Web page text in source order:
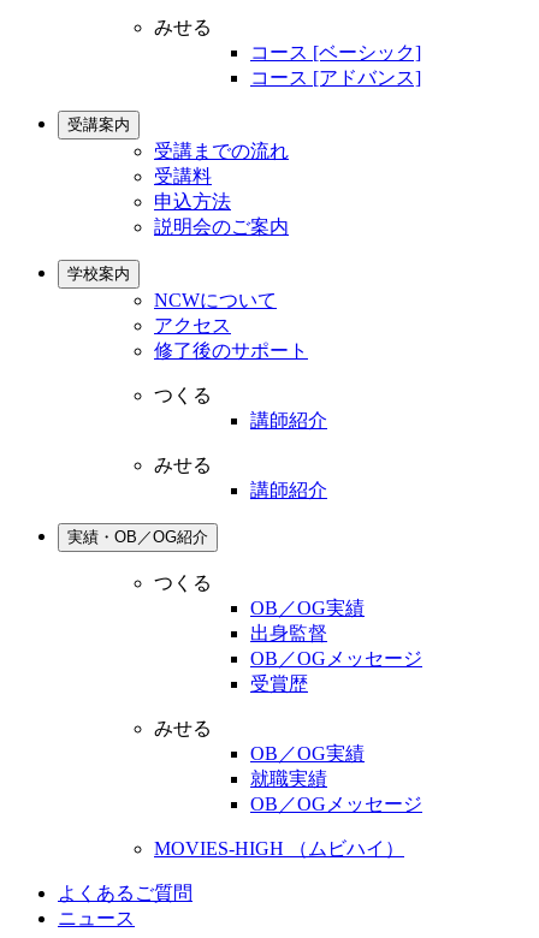
みせる
コース [ベーシック]
コース [アドバンス]
受講案内
受講までの流れ
受講料
申込方法
説明会のご案内
学校案内
NCWについて
アクセス
修了後のサポート
つくる
講師紹介
みせる
講師紹介
実績・OB／OG紹介
つくる
OB／OG実績
出身監督
OB／OGメッセージ
受賞歴
みせる
OB／OG実績
就職実績
OB／OGメッセージ
MOVIES-HIGH （ムビハイ）
よくあるご質問
ニュース